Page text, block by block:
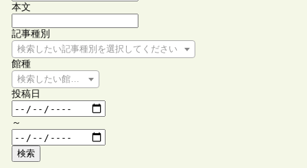
本文
記事種別
検索したい記事種別を選択してください
館種
検索したい館種を選択してください
投稿日
～
検索